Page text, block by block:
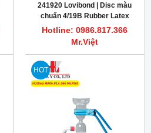
241920 Lovibond | Disc màu
chuẩn 4/19B Rubber Latex
Hotline: 0986.817.366
Mr.Việt
HOT